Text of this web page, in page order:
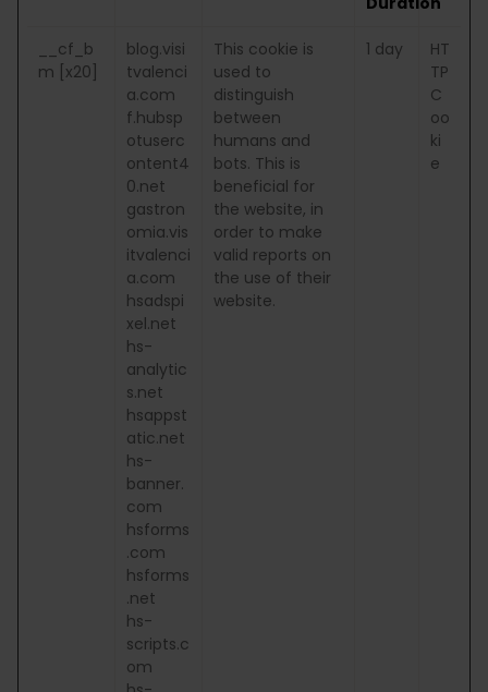
__cf_b
m [x20]
blog.visi
tvalenci
a.com
f.hubsp
otuserc
ontent4
0.net
gastron
omia.vis
itvalenci
a.com
hsadspi
xel.net
hs-
analytic
s.net
hsappst
atic.net
hs-
banner.
com
hsforms
.com
hsforms
.net
hs-
scripts.c
om
This cookie is
used to
distinguish
between
humans and
bots. This is
beneficial for
the website, in
order to make
valid reports on
the use of their
website.
1 day
HT
TP
C
oo
ki
e